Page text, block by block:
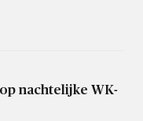
nachtelijke WK-